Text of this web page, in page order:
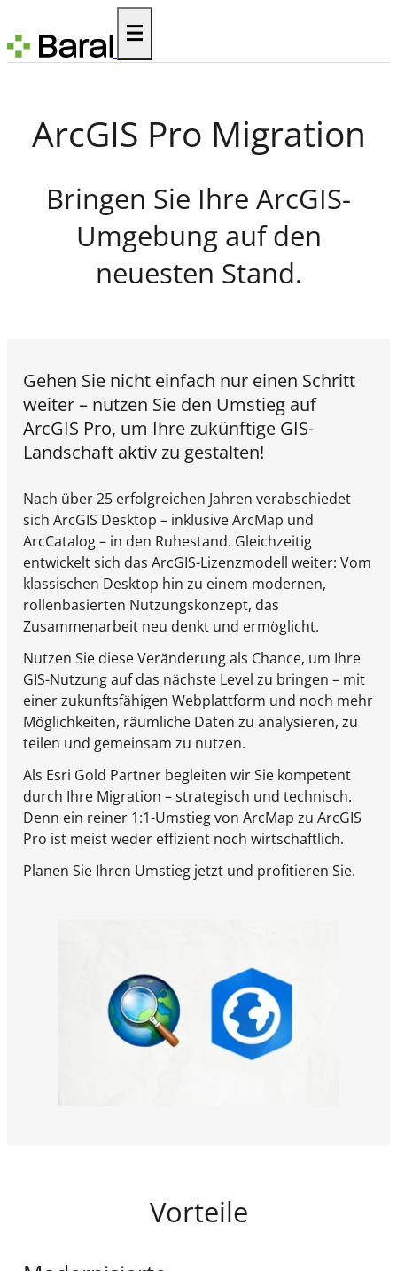
ArcGIS Pro Migration
Bringen Sie Ihre ArcGIS-
Umgebung auf den
neuesten Stand.
Gehen Sie nicht einfach nur einen Schritt
weiter – nutzen Sie den Umstieg auf
ArcGIS Pro, um Ihre zukünftige GIS-
Landschaft aktiv zu gestalten!
Nach über 25 erfolgreichen Jahren verabschiedet
sich ArcGIS Desktop – inklusive ArcMap und
ArcCatalog – in den Ruhestand. Gleichzeitig
entwickelt sich das ArcGIS-Lizenzmodell weiter: Vom
klassischen Desktop hin zu einem modernen,
rollenbasierten Nutzungskonzept, das
Zusammenarbeit neu denkt und ermöglicht.
Nutzen Sie diese Veränderung als Chance, um Ihre
GIS-Nutzung auf das nächste Level zu bringen – mit
einer zukunftsfähigen Webplattform und noch mehr
Möglichkeiten, räumliche Daten zu analysieren, zu
teilen und gemeinsam zu nutzen.
Als Esri Gold Partnerbegleiten wir Sie kompetent
durch Ihre Migration – strategisch und technisch.
Denn ein reiner 1:1-Umstieg von ArcMap zu ArcGIS
Pro ist meist weder effizient noch wirtschaftlich.
Planen Sie Ihren Umstieg jetzt und profitieren Sie.
Vorteile